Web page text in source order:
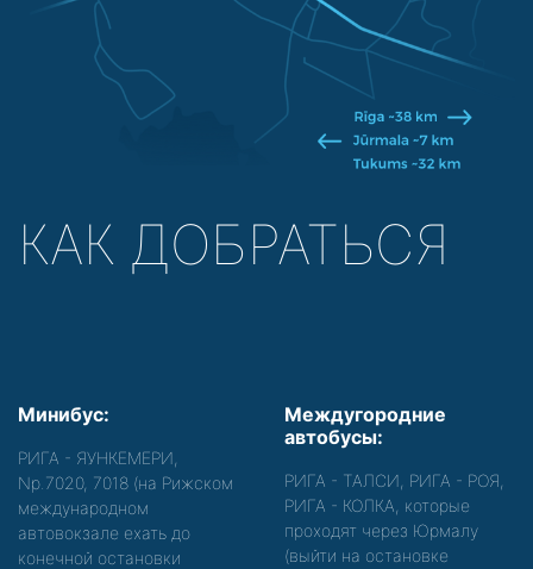
КАК ДОБРАТЬСЯ
Минибус:
РИГА - ЯУНКЕМЕРИ,
Nр.7020, 7018 (на Рижском
международном
автовокзале ехать до
конечной остановки
Междугородние
автобусы:
РИГА - ТАЛСИ, РИГА - РОЯ,
РИГА - КОЛКА, которые
проходят через Юрмалу
(выйти на остановке